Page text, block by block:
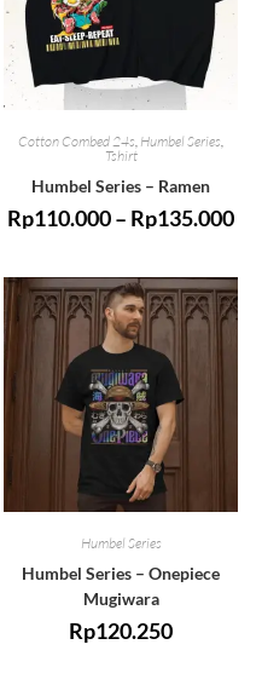
Cotton Combed 24s, Humbel Series,
Tshirt
Humbel Series – Ramen
Rp110.000– Rp135.000
Humbel Series
Humbel Series – Onepiece
Mugiwara
Rp120.250